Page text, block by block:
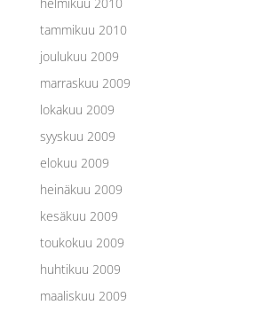
tammikuu 2010
joulukuu 2009
marraskuu 2009
lokakuu 2009
syyskuu 2009
elokuu 2009
heinäkuu 2009
kesäkuu 2009
toukokuu 2009
huhtikuu 2009
maaliskuu 2009